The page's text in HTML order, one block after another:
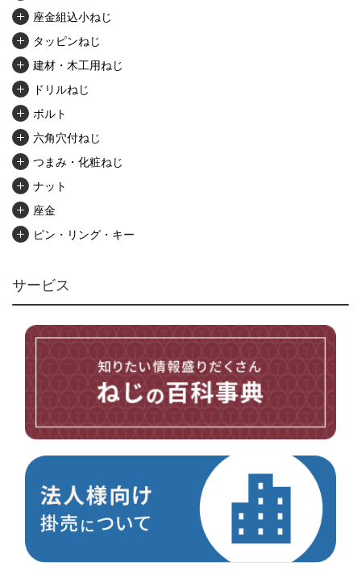
座金組込小ねじ
タッピンねじ
建材・木工用ねじ
ドリルねじ
ボルト
六角穴付ねじ
つまみ・化粧ねじ
ナット
座金
ピン・リング・キー
アンカー・プラグ
ユニファイねじ
その他ねじ
電材・設備
切削工具
サービス